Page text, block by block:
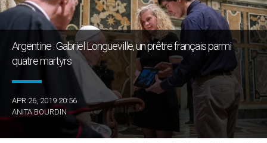
Argentine : Gabriel Longueville, un prêtre français parmi
quatre martyrs
APR 26, 2019 20:56
ANITA BOURDIN